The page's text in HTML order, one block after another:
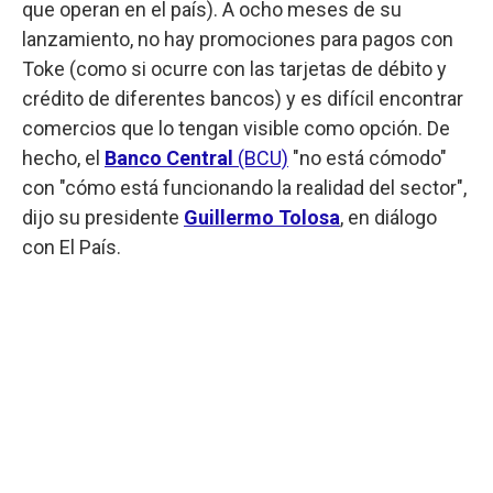
que operan en el país). A ocho meses de su
lanzamiento, no hay promociones para pagos con
Toke (como si ocurre con las tarjetas de débito y
crédito de diferentes bancos) y es difícil encontrar
comercios que lo tengan visible como opción. De
hecho, el Banco Central (BCU) "no está cómodo"
con "cómo está funcionando la realidad del sector",
dijo su presidente Guillermo Tolosa, en diálogo
con El País.